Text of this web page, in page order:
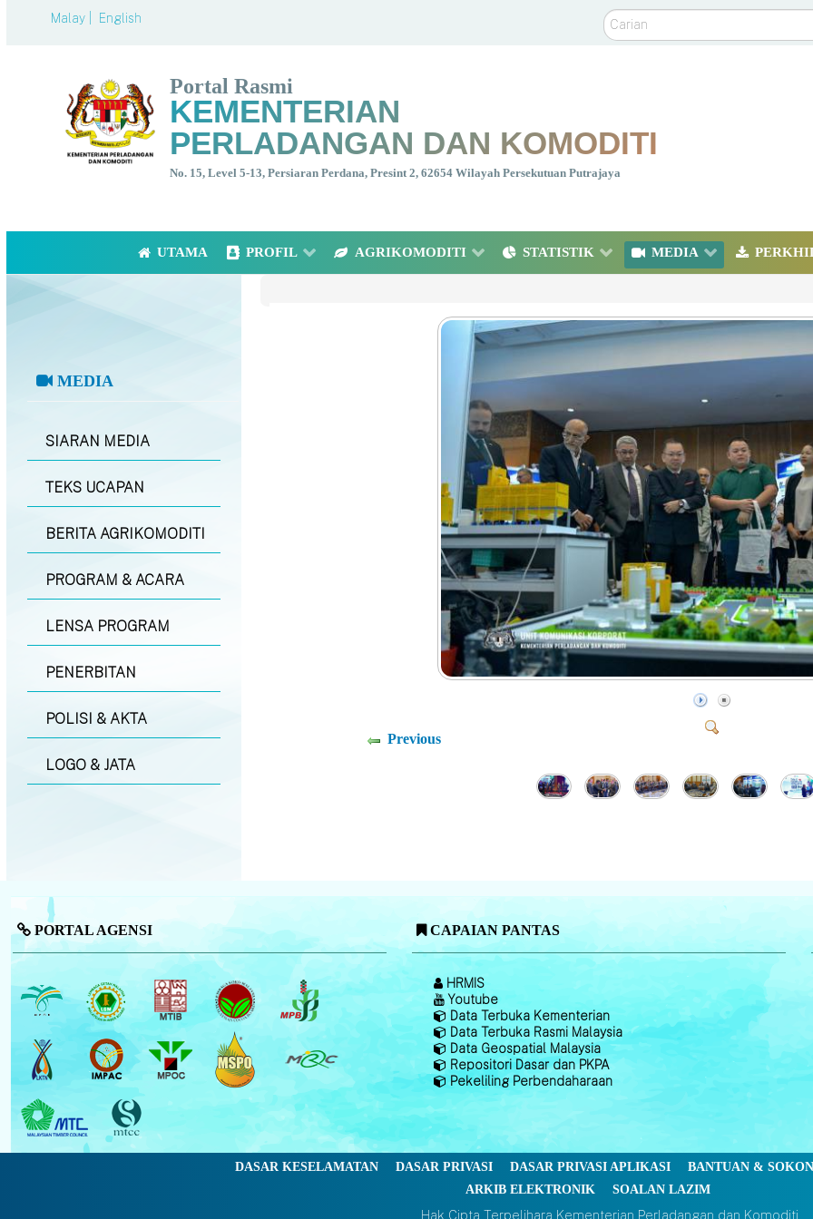
Malay | English Carian
Portal Rasmi
KEMENTERIAN
PERLADANGAN DAN KOMODITI
No. 15, Level 5-13, Persiaran Perdana, Presint 2, 62654 Wilayah Persekutuan Putrajaya
UTAMA PROFIL AGRIKOMODITI STATISTIK MEDIA
MEDIA
SIARAN MEDIA
TEKS UCAPAN
BERITA AGRIKOMODITI
PROGRAM & ACARA
LENSA PROGRAM
PENERBITAN
POLISI & AKTA
LOGO & JATA
Previous
PORTAL AGENSI CAPAIAN PANTAS
HRMIS
Youtube
Data Terbuka Kementerian
Data Terbuka Rasmi Malaysia
Data Geospatial Malaysia
Repositori Dasar dan PKPA
Pekeliling Perbendaharaan
DASAR KESELAMATAN DASAR PRIVASI DASAR PRIVASI APLIKASI
BANTUAN &
ARKIB ELEKTRONIK
SOALAN LAZIM
Hak Cipta Terpelihara Kementerian Perladangan dan Komoditi